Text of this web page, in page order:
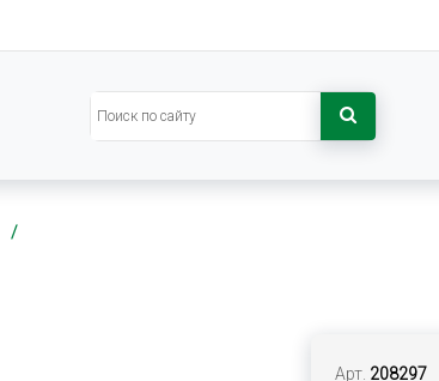
Арт. 208297